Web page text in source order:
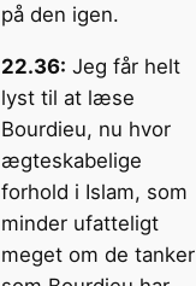
på den igen.
22.36: Jeg får helt
lyst til at læse
Bourdieu, nu hvor
ægteskabelige
forhold i Islam, som
minder ufatteligt
meget om de tanker